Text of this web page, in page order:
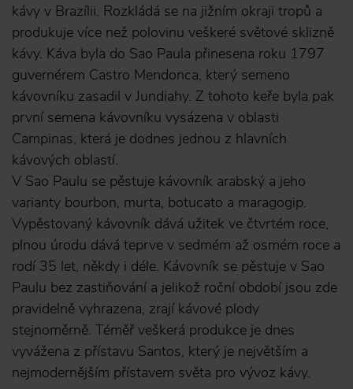
kávy v Brazílii. Rozkládá se na jižním okraji tropů a
produkuje více než polovinu veškeré světové sklizně
kávy. Káva byla do Sao Paula přinesena roku 1797
guvernérem Castro Mendonca, který semeno
kávovníku zasadil v Jundiahy. Z tohoto keře byla pak
první semena kávovníku vysázena v oblasti
Campinas, která je dodnes jednou z hlavních
kávových oblastí.
V Sao Paulu se pěstuje kávovník arabský a jeho
varianty bourbon, murta, botucato a maragogip.
Vypěstovaný kávovník dává užitek ve čtvrtém roce,
plnou úrodu dává teprve v sedmém až osmém roce a
rodí 35 let, někdy i déle. Kávovník se pěstuje v Sao
Paulu bez zastiňování a jelikož roční období jsou zde
pravidelně vyhrazena, zrají kávové plody
stejnoměrně. Téměř veškerá produkce je dnes
vyvážena z přístavu Santos, který je největším a
nejmodernějším přístavem světa pro vývoz kávy.